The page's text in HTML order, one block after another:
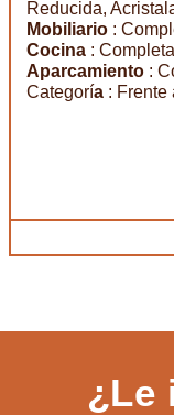
Reducida,
Mobiliario :
Cocina :
Aparcamiento :
Categoría : Frente
¿Le